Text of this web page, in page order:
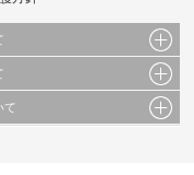
、画像データ等）及びこれらの配
二次利用を行うことは固く禁じて
が提出された見解・感想です。
ご覧ください。
て
コンテンツや広告の表示、ソー